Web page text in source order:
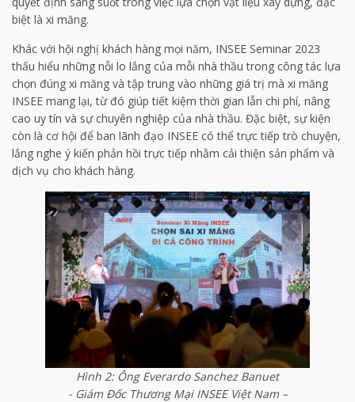
biệt là xi măng.
Khác với hội nghị khách hàng mọi năm, INSEE Seminar 2023
thấu hiểu những nỗi lo lắng của mỗi nhà thầu trong công tác lựa
chọn đúng xi măng và tập trung vào những giá trị mà xi măng
INSEE mang lại, từ đó giúp tiết kiệm thời gian lẫn chi phí, nâng
cao uy tín và sự chuyên nghiệp của nhà thầu. Đặc biệt, sự kiện
còn là cơ hội để ban lãnh đạo INSEE có thể trực tiếp trò chuyện,
lắng nghe ý kiến phản hồi trực tiếp nhằm cải thiện sản phẩm và
dịch vụ cho khách hàng.
Hình 2: Ông Everardo Sanchez Banuet
- Giám Đốc Thương Mại INSEE Việt Nam –